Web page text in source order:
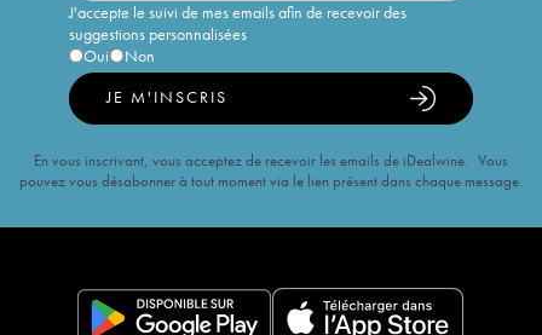
J'accepte le suivi de mes emails afin de recevoir des
suggestions personnalisées
Oui
Non
JE M'INSCRIS
En vous inscrivant, vous acceptez de recevoir les emails de iDealwine. Vous
pouvez vous désabonner à tout moment via le lien présent dans chaque message.